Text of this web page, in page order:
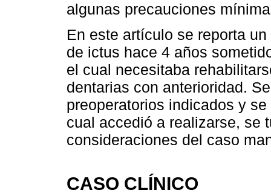
algunas precauciones
En este artículo se reporta
de ictus hace 4 años
el cual necesitaba
dentarias con anterioridad.
preoperatorios indicados y
cual accedió a realizarse, se
consideraciones del caso
CASO CLÍNICO